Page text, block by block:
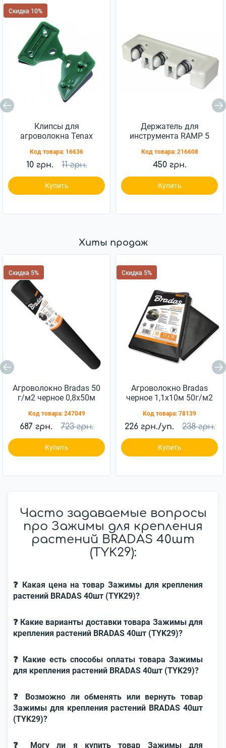
Скидка 10%
Клипсы для
агроволокна Tenax
Код товара: 16636
10 грн. 11 грн.
Купить
Держатель для
инструмента RAMP 5
Код товара: 216608
450 грн.
Купить
Хиты продаж
Скидка 5%
Агроволокно Bradas 50
г/м2 черное 0,8х50м
Код товара: 247049
687 грн. 723 грн.
Купить
Скидка 5%
Агроволокно Bradas
черное 1,1х10м 50г/м2
Код товара: 78139
226 грн./уп. 238 грн.
Купить
Часто задаваемые вопросы
про Зажимы для крепления
растений BRADAS 40шт
(TYK29):
❓ Какая цена на товар Зажимы для крепления
растений BRADAS 40шт (TYK29)?
❓ Какие варианты доставки товара Зажимы для
крепления растений BRADAS 40шт (TYK29)?
❓ Какие есть способы оплаты товара Зажимы
для крепления растений BRADAS 40шт (TYK29)?
❓ Возможно ли обменять или вернуть товар
Зажимы для крепления растений BRADAS 40шт
(TYK29)?
❓ Могу ли я купить товар Зажимы для